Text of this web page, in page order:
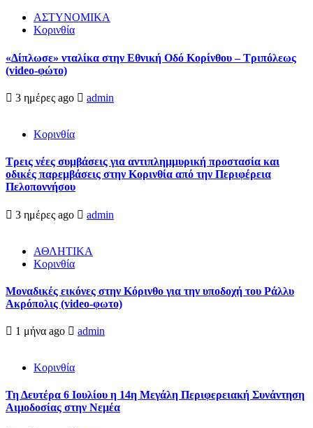
ΑΣΤΥΝΟΜΙΚΑ
Κορινθία
«Δίπλωσε» νταλίκα στην Εθνική Oδό Κορίνθου – Τριπόλεως
(video-φώτο)
3 ημέρες ago admin
Κορινθία
Τρεις νέες συμβάσεις για αντιπλημμυρική προστασία και
οδικές παρεμβάσεις στην Κορινθία από την Περιφέρεια
Πελοποννήσου
3 ημέρες ago admin
ΑΘΛΗΤΙΚΑ
Κορινθία
Μοναδικές εικόνες στην Κόρινθο για την υποδοχή του Ράλλυ
Ακρόπολις (video-φωτο)
1 μήνα ago admin
Κορινθία
Τη Δευτέρα 6 Ιουλίου η 14η Μεγάλη Περιφερειακή Συνάντηση
Αιμοδοσίας στην Νεμέα